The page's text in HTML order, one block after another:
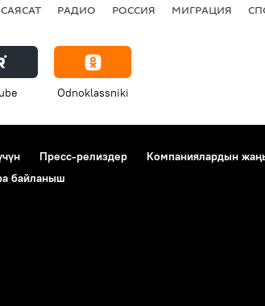
САЯСАТ РАДИО РОССИЯ МИГРАЦИЯ
Odnoklassniki
Пресс-релиздер Компаниялардын
байланыш